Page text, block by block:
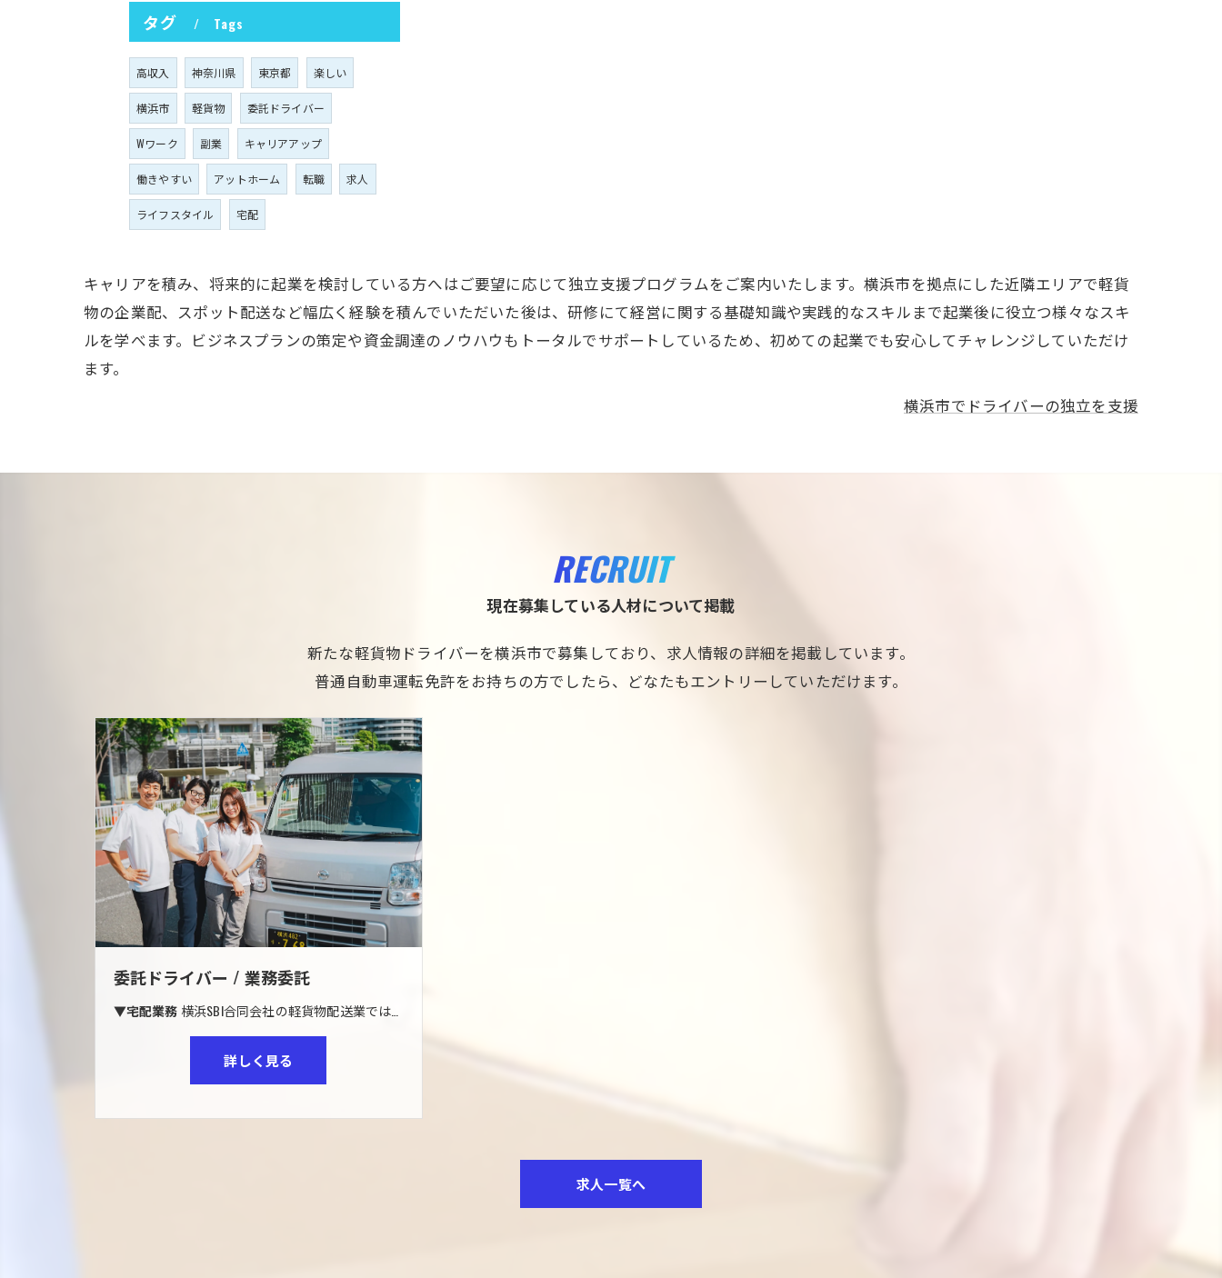
タグ Tags
高収入 神奈川県 東京都 楽しい
横浜市 軽貨物 委託ドライバー
Wワーク 副業 キャリアアップ
働きやすい アットホーム 転職 求人
ライフスタイル 宅配
キャリアを積み、将来的に起業を検討している方へはご要望に応じて独立支援プログラムをご案内いたします。横浜市を拠点にした近隣エリアで軽貨
物の企業配、スポット配送など幅広く経験を積んでいただいた後は、研修にて経営に関する基礎知識や実践的なスキルまで起業後に役立つ様々なスキ
ルを学べます。ビジネスプランの策定や資金調達のノウハウもトータルでサポートしているため、初めての起業でも安心してチャレンジしていただけ
ます。
横浜市でドライバーの独立を支援
RECRUIT
現在募集している人材について掲載
新たな軽貨物ドライバーを横浜市で募集しており、求人情報の詳細を掲載しています。
普通自動車運転免許をお持ちの方でしたら、どなたもエントリーしていただけます。
委託ドライバー / 業務委託
▼宅配業務横浜SBI合同会社の軽貨物配送業では、大手宅配会社と業務提携をしております。
詳しく見る
求人一覧へ